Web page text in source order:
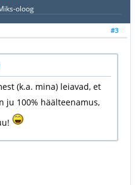
oloog
#3
(k.a. mina) leiavad, et
ju 100% häälteenamus,